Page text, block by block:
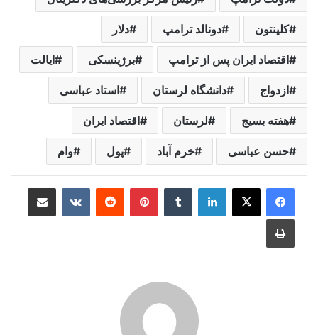
کلینتون دونالد ترامپ دلار
اقتصاد ایران پس از ترامپ برژینسکی ایالت
ازدواج دانشگاه لرستان استاد عباسی
هفته بسیج لرستان اقتصاد ایران
حسن عباسی خرم آباد پول وام
لینکدین ‫تامبلر ‫پین‌ترست‫رددیت ‫VKontakteاشتراک گذاری از طریق ایمیل
چاپ